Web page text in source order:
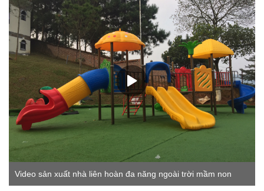
Video sản xuất nhà liên hoàn đa năng ngoài trời mầm non